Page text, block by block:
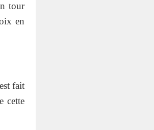
tour
en
fait
cette